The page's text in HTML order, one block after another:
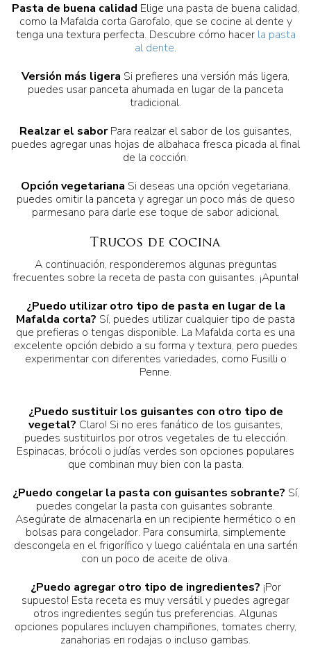
Pasta de buena calidad Elige una pasta de buena calidad,
como la Mafalda corta Garofalo, que se cocine al dente y
tenga una textura perfecta. Descubre cómo hacer la pasta
al dente.
Versión más ligera Si prefieres una versión más ligera,
puedes usar panceta ahumada en lugar de la panceta
tradicional.
Realzar el saborPara realzar el sabor de los guisantes,
puedes agregar unas hojas de albahaca fresca picada al final
de la cocción.
Opción vegetariana Si deseas una opción vegetariana,
puedes omitir la panceta y agregar un poco más de queso
parmesano para darle ese toque de sabor adicional.
Trucos de cocina
A continuación, responderemos algunas preguntas
frecuentes sobre la receta de pasta con guisantes. ¡Apunta!
¿Puedo utilizar otro tipo de pasta en lugar de la
Mafalda corta? Sí, puedes utilizar cualquier tipo de pasta
que prefieras o tengas disponible. La Mafalda corta es una
excelente opción debido a su forma y textura, pero puedes
experimentar con diferentes variedades, como Fusilli o
Penne.
¿Puedo sustituir los guisantes con otro tipo de
vegetal? Claro! Si no eres fanático de los guisantes,
puedes sustituirlos por otros vegetales de tu elección.
Espinacas, brócoli o judías verdes son opciones populares
que combinan muy bien con la pasta.
¿Puedo congelar la pasta con guisantes sobrante? Sí,
puedes congelar la pasta con guisantes sobrante.
Asegúrate de almacenarla en un recipiente hermético o en
bolsas para congelador. Para consumirla, simplemente
descongela en el frigorífico y luego caliéntala en una sartén
con un poco de aceite de oliva.
¿Puedo agregar otro tipo de ingredientes? ¡Por
supuesto! Esta receta es muy versátil y puedes agregar
otros ingredientes según tus preferencias. Algunas
opciones populares incluyen champiñones, tomates cherry,
zanahorias en rodajas o incluso gambas.